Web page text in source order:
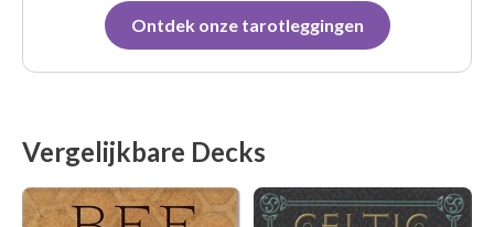
Ontdek onze tarotleggingen
Vergelijkbare Decks